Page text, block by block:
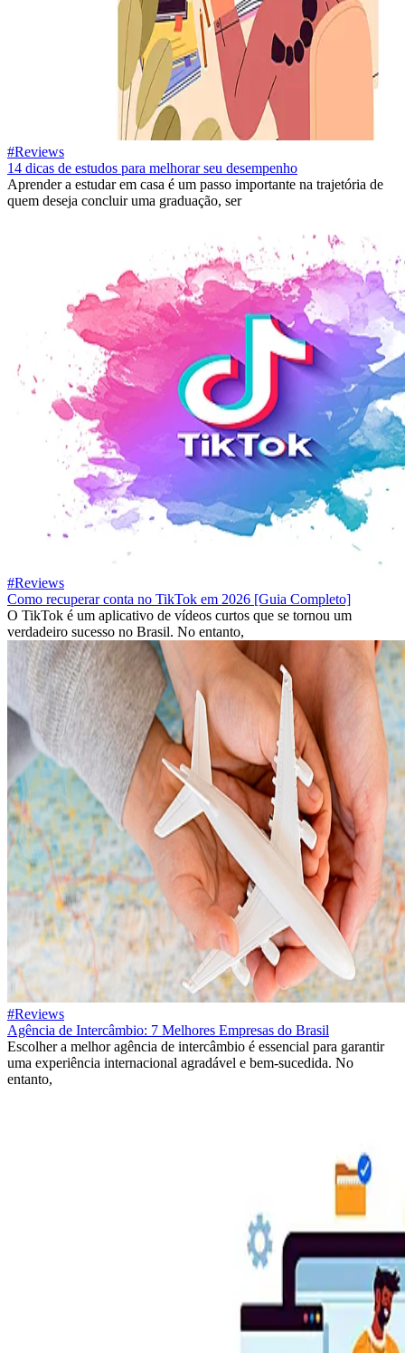
#Reviews
14 dicas de estudos para melhorar seu desempenho
Aprender a estudar em casa é um passo importante na trajetória de
quem deseja concluir uma graduação, ser
#Reviews
Como recuperar conta no TikTok em 2026 [Guia Completo]
O TikTok é um aplicativo de vídeos curtos que se tornou um
verdadeiro sucesso no Brasil. No entanto,
#Reviews
Agência de Intercâmbio: 7 Melhores Empresas do Brasil
Escolher a melhor agência de intercâmbio é essencial para garantir
uma experiência internacional agradável e bem-sucedida. No
entanto,